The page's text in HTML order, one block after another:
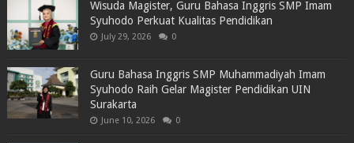
Wisuda Magister, Guru Bahasa Inggris SMP Imam
Syuhodo Perkuat Kualitas Pendidikan
July 29, 2026 0
Guru Bahasa Inggris SMP Muhammadiyah Imam
Syuhodo Raih Gelar Magister Pendidikan UIN
Surakarta
June 10, 2026 0